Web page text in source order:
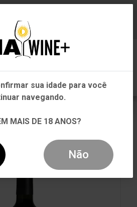
2018 TINTO
está?
Pernambuco
Estados
sua idade para você
navegando.
MAIS DE 18 ANOS?
Não